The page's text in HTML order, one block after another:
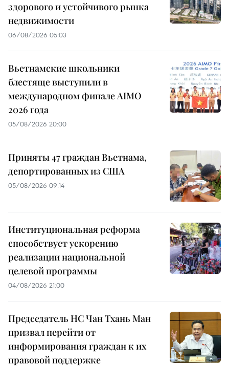
здорового и устойчивого рынка
недвижимости
06/08/2026 05:03
Вьетнамские школьники
блестяще выступили в
международном финале AIMO
2026 года
05/08/2026 20:00
Приняты 47 граждан Вьетнама,
депортированных из США
05/08/2026 09:14
Институциональная реформа
способствует ускорению
реализации национальной
целевой программы
04/08/2026 21:00
Председатель НС Чан Тхань Ман
призвал перейти от
информирования граждан к их
правовой поддержке